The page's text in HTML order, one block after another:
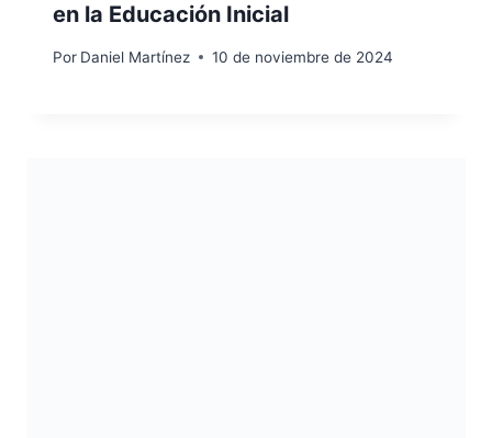
en la Educación Inicial
Por Daniel Martínez 10 de noviembre de 2024